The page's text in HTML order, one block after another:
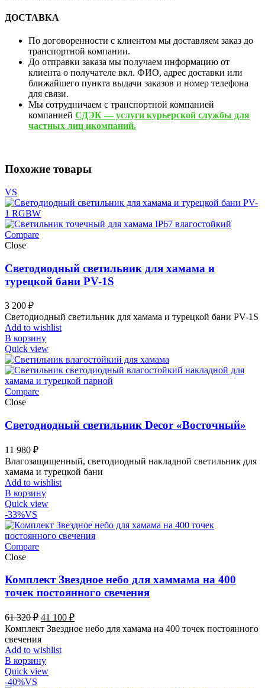
ДОСТАВКА
По договоренности с клиентом мы доставляем заказ до
транспортной компании.
До отправки заказа мы получаем информацию от
клиента о получателе вкл. ФИО, адрес доставки или
ближайшего пункта выдачи заказов и номер телефона
для связи.
Мы сотрудничаем с транспортной компанией
компанией СДЭК — услуги курьерской службы для
частных лиц икомпаний.
Похожие товары
VS
Compare
Close
Светодиодный светильник для хамама и
турецкой бани PV-1S
3 200 ₽
Светодиодный светильник для хамама и турецкой бани PV-1S
Add to wishlist
В корзину
Quick view
Compare
Close
Светодиодный светильник Decor «Восточный»
11 980 ₽
Влагозащищенный, светодиодный накладной светильник для
хамама и турецкой бани
Add to wishlist
В корзину
Quick view
-33%VS
Compare
Close
Комплект Звездное небо для хаммама на 400
точек постоянного свечения
61 320₽ Первоначальная
цена
составляла
61
320 ₽.
41 100 ₽Текущая
цена:
Комплект Звездное небо для хамама на 400 точек постоянного
свечения
Add to wishlist
В корзину
Quick view
-40%VS